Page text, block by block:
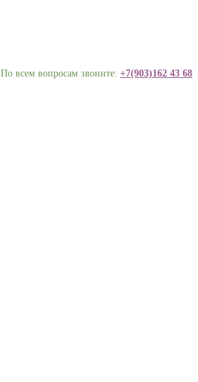
По всем вопросам звоните: +7(903)162 43 68